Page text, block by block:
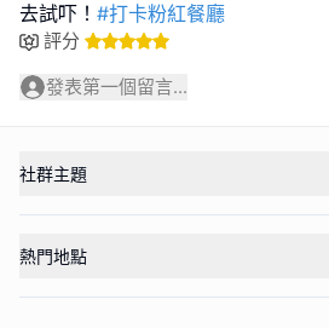
去試吓！ #打卡粉紅餐廳
評分
發表第一個留言...
社群主題
熱門地點